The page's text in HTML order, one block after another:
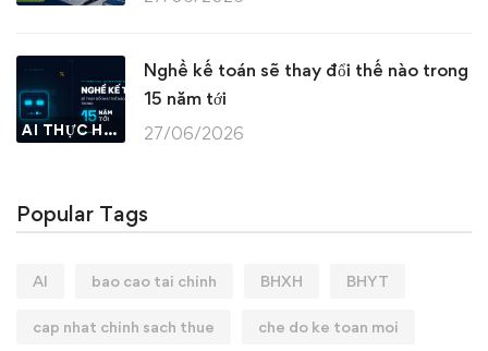
AI THỰC HÀNH
Nghề kế toán sẽ thay đổi thế nào trong
15 năm tới
27/06/2026
Popular Tags
AI bao cao tai chinh BHXH BHYT
cap nhat chinh sach thue che do ke toan moi